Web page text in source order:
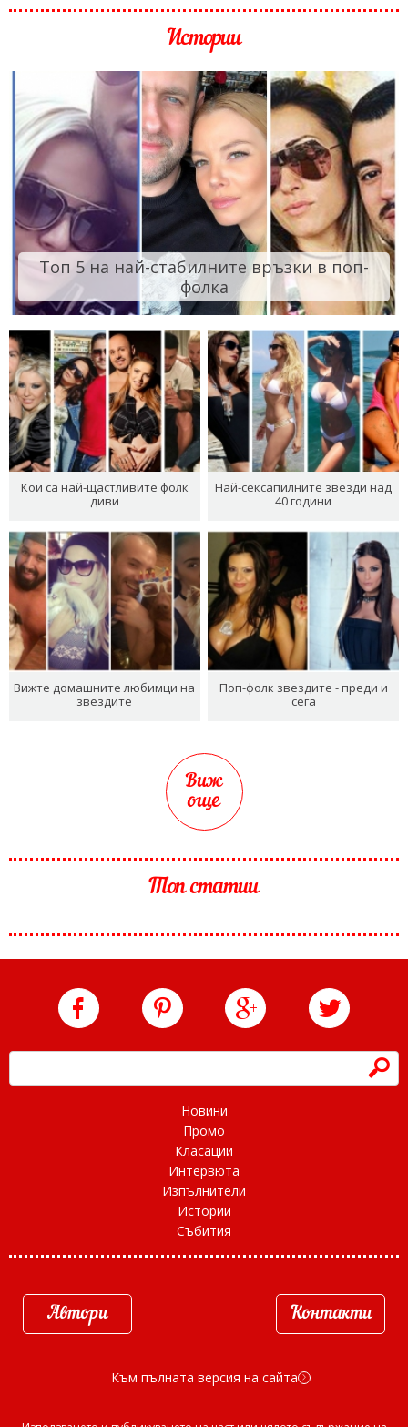
Истории
Топ 5 на най-стабилните връзки в поп-
фолка
Кои са най-щастливите фолк
диви
Най-сексапилните звезди над
40 години
Вижте домашните любимци на
звездите
Поп-фолк звездите - преди и
сега
Виж
още
Топ статии
h
Новини
Промо
Класации
Интервюта
Изпълнители
Истории
Събития
Автори Контакти
Към пълната версия на сайта d